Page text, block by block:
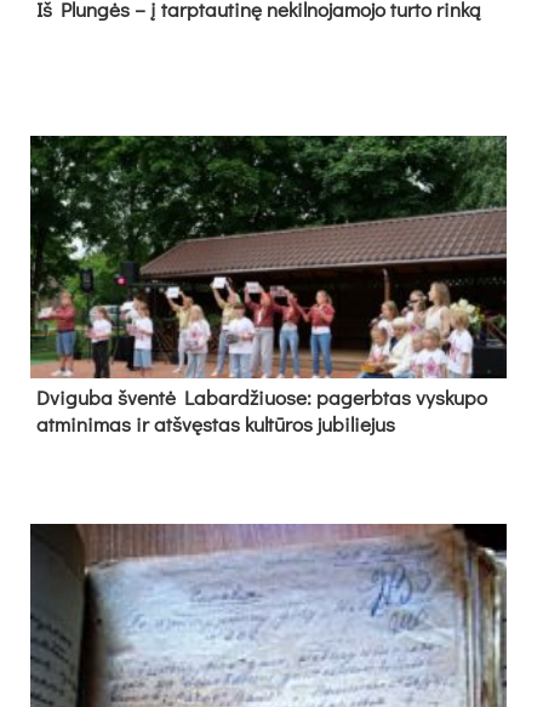
Iš Plungės – į tarptautinę nekilnojamojo turto rinką
Dvi­gu­ba šven­tė La­bar­džiuo­se: pa­gerb­tas vys­ku­po
at­mi­ni­mas ir at­švęs­tas kul­tū­ros ju­bi­lie­jus